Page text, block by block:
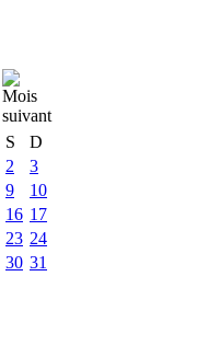
S
D
2
3
9
10
16 17
23 24
30 31